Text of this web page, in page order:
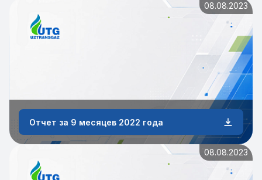
08.08.2023
Отчет за 9 месяцев 2022 года
08.08.2023